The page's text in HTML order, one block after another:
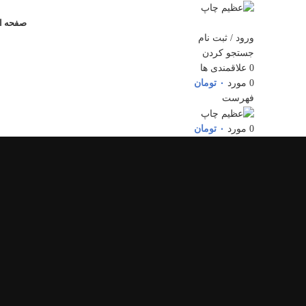
صفحه
ورود / ثبت نام
جستجو کردن
0 علاقمندی ها
0 مورد ۰ تومان
فهرست
0 مورد ۰ تومان